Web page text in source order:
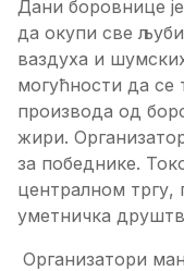
Дани боровнице
да окупи све
ваздуха и
могућности да
производа од
жири.
за победнике.
централном тргу,
уметничка
Организатори